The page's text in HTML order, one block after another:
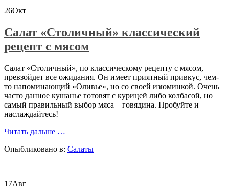
26Окт
Салат «Столичный» классический
рецепт с мясом
Салат «Столичный», по классическому рецепту с мясом,
превзойдет все ожидания. Он имеет приятный привкус, чем-
то напоминающий «Оливье», но со своей изюминкой. Очень
часто данное кушанье готовят с курицей либо колбасой, но
самый правильный выбор мяса – говядина. Пробуйте и
наслаждайтесь!
Читать дальше
классический
…
Опыбликовано в: Салаты
17Авг